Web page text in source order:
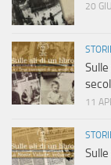
20
11